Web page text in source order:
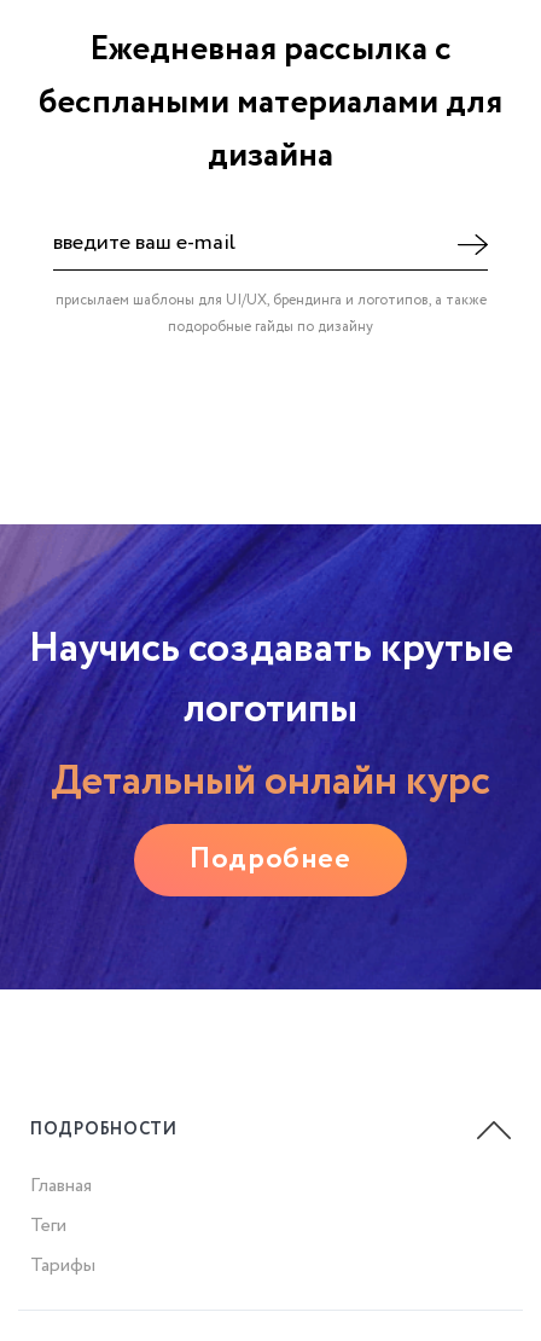
Ежедневная рассылка с
бесплаными материалами для
дизайна
присылаем шаблоны для UI/UX, брендинга и логотипов, а также
подоробные гайды по дизайну
Научись создавать крутые
логотипы
Детальный онлайн курс
Подробнее
ПОДРОБНОСТИ
Главная
Теги
Тарифы